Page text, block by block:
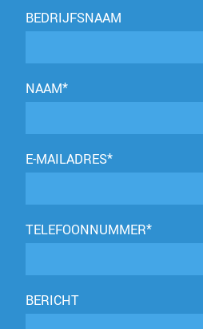
BEDRIJFSNAAM
NAAM*
E-MAILADRES*
TELEFOONNUMMER*
BERICHT